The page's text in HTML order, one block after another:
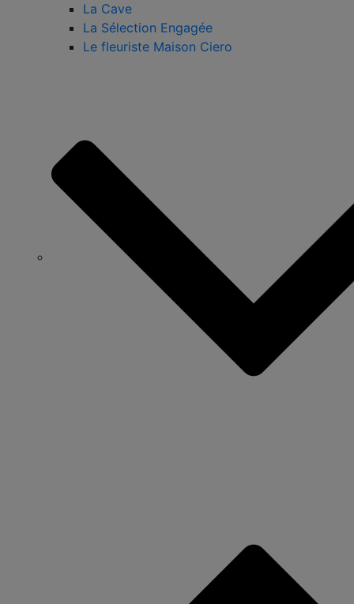
La Cave
La Sélection Engagée
Le fleuriste Maison Ciero